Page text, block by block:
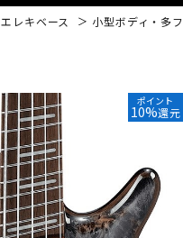
アコギ/エレアコ
ウクレレ
エレキベース 小型ボディ・多
ポイント
10%還元